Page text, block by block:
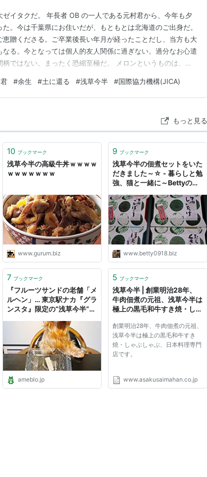
イタクだ。 年長者 OB の一人である元村君から、今年も夕
。今は千葉県にお住いだが、もともとは北海道のご出身だ。
恵贈くださる。ご卒業後長い年月が経ったことだし、当方も大
る。今となっては個人的友人関係に過ぎない。過分なお心遣
ではない。まったく恐縮至極だ。 メロンというものは、こ
いささかオーバーだ。ハンドボールほどの、といっても広く
んとも大玉のメロン二個だ。 …
#余生 #土に還る #浅草今半 #国際協力機構(JICA)
もっと見る
10 ブックマーク
浅草今半の高級牛丼ｗｗｗｗ
ｗｗｗｗｗｗｗ
www.gurum.biz
9 ブックマーク
浅草今半の佃煮セットをいた
だきました～☆ - 暮らしと勉
強、猫と一緒に～Bettyのブ
www.betty0918.biz
7 ブックマーク
『フルーツサンドの老舗「メ
ルヘン」… 東京駅ナカ『グラ
ンスタ』限定の“浅草今半”４
ameblo.jp
5 ブックマーク
浅草今半 | 創業明治28年、
牛肉佃煮の元祖、浅草今半は
極上の黒毛和牛すき焼・しゃ
す。
創業明治28年、牛肉佃煮の元祖、
浅草今半は極上の黒毛和牛すき
焼・しゃぶしゃぶ、日本料理専門
店です。
www.asakusaimahan.co.jp